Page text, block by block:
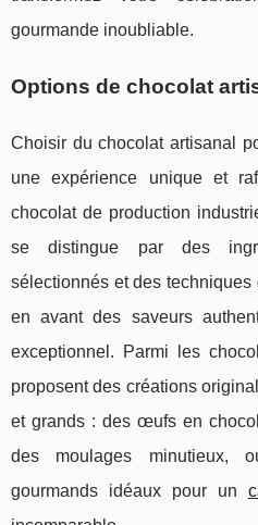
gourmande inoubliable.
Options de chocolat
Choisir du chocolat artisanal
une expérience unique et
chocolat de production
se distingue par des
sélectionnés et des
en avant des saveurs
exceptionnel. Parmi les
proposent des créations
et grands : des œufs en
des moulages minutieux,
gourmands idéaux pour un